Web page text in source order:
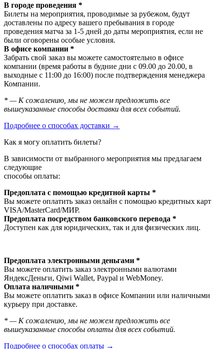
В городе проведения *
Билеты на мероприятия, проводимые за рубежом, будут
доставлены по адресу вашего пребывания в городе
проведения матча за 1-5 дней до даты мероприятия, если не
были оговорены особые условия.
В офисе компании *
Забрать свой заказ вы можете самостоятельно в офисе
компании (время работы в будние дни с 09.00 до 20.00, в
выходные с 11:00 до 16:00) после подтверждения менеджера
Компании.
* — К сожалению, мы не можем предложить все
вышеуказанные способы доставки для всех событий.
Подробнее о способах доставки →
Как я могу оплатить билеты?
В зависимости от выбранного мероприятия мы предлагаем
следующие
способы оплаты:
Предоплата с помощью кредитной карты *
Вы можете оплатить заказ онлайн с помощью кредитных карт
VISA/MasterСard/МИР.
Предоплата посредством банковского перевода *
Доступен как для юридических, так и для физических лиц.
Предоплата электронными деньгами *
Вы можете оплатить заказ электронными валютами
ЯндексДеньги, Qiwi Wallet, Paypal и WebMoney.
Оплата наличными *
Вы можете оплатить заказ в офисе Компании или наличными
курьеру при доставке.
* — К сожалению, мы не можем предложить все
вышеуказанные способы оплаты для всех событий.
Подробнее о способах оплаты →